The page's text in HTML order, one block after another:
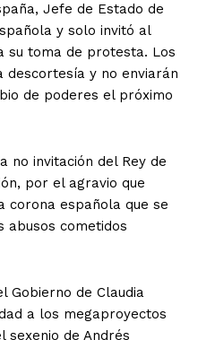
Jefe de Estado de
y solo invitó al
su toma de protesta. Los
y no enviarán
de poderes el próximo
no invitación del Rey de
por el agravio que
corona española que se
abusos cometidos
Gobierno de Claudia
a los megaproyectos
sexenio de Andrés